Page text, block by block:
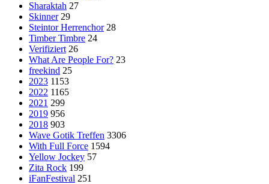
Sharaktah 27
Skinner 29
Steintor Herrenchor 28
Timber Timbre 24
Verifiziert 26
What Are People For? 23
freekind 25
2023 1153
2022 1165
2021 299
2019 956
2018 903
Wave Gotik Treffen 3306
With Full Force 1594
Yellow Jockey 57
Zita Rock 199
iFanFestival 251